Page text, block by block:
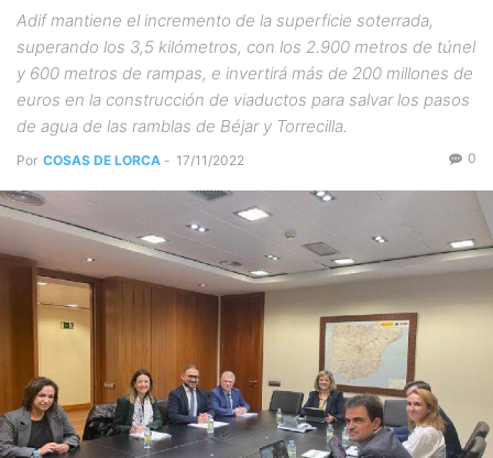
Adif mantiene el incremento de la superficie soterrada,
superando los 3,5 kilómetros, con los 2.900 metros de túnel
y 600 metros de rampas, e invertirá más de 200 millones de
euros en la construcción de viaductos para salvar los pasos
de agua de las ramblas de Béjar y Torrecilla.
Por COSAS DE LORCA - 17/11/2022 0